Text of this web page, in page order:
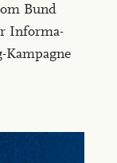
Bund
Informa-